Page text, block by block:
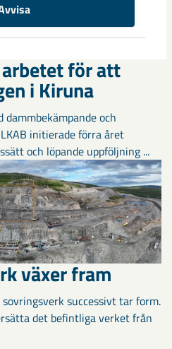
för att
i Kiruna
och
initierade förra året
och löpande uppföljning ...
växer fram
successivt tar form.
det befintliga verket från